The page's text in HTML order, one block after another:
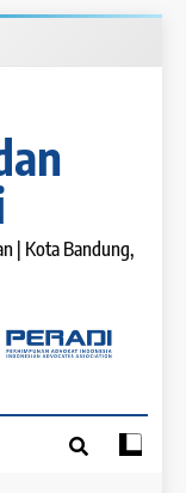
| Kota Bandung,